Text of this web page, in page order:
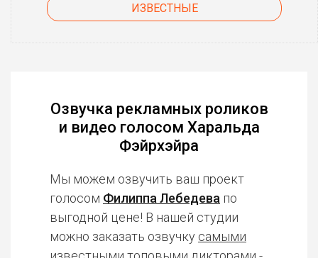
ИЗВЕСТНЫЕ
Озвучка рекламных роликов
и видео голосом Харальда
Фэйрхэйра
Мы можем озвучить ваш проект
голосом Филиппа Лебедева по
выгодной цене! В нашей студии
можно заказать озвучку самыми